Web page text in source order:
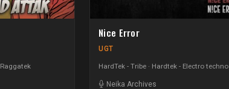
Raggatek
Nice Error
UGT
HardTek - Tribe Hardtek - Electro techno
Neika Archives